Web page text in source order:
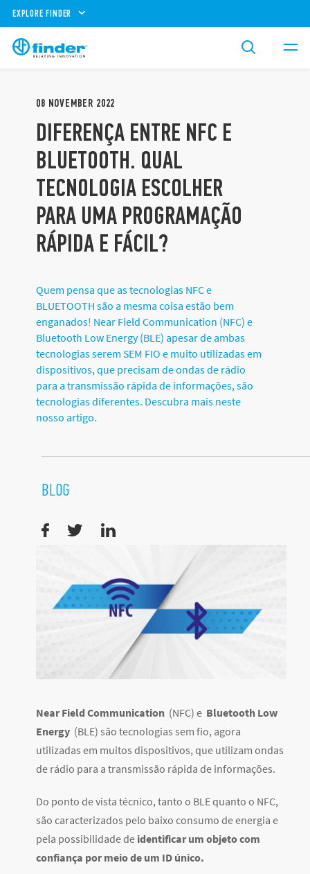
EXPLORE FINDER
08 NOVEMBER 2022
DIFERENÇA ENTRE NFC E
BLUETOOTH. QUAL
TECNOLOGIA ESCOLHER
PARA UMA PROGRAMAÇÃO
RÁPIDA E FÁCIL?
Quem pensa que as tecnologias NFC e
BLUETOOTH são a mesma coisa estão bem
enganados! Near Field Communication (NFC) e
Bluetooth Low Energy (BLE) apesar de ambas
tecnologias serem SEM FIO e muito utilizadas em
dispositivos, que precisam de ondas de rádio
para a transmissão rápida de informações, são
tecnologias diferentes. Descubra mais neste
nosso artigo.
BLOG
Near Field Communication (NFC) e Bluetooth Low
Energy (BLE) são tecnologias sem fio, agora
utilizadas em muitos dispositivos, que utilizam ondas
de rádio para a transmissão rápida de informações.
Do ponto de vista técnico, tanto o BLE quanto o NFC,
são caracterizados pelo baixo consumo de energia e
pela possibilidade de identificar um objeto com
confiança por meio de um ID único.